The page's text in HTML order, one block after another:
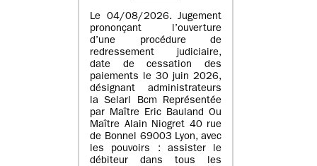
Le 04/08/2026. Jugement
prononçant l’ouverture
d’une procédure de
redressement judiciaire,
date de cessation des
paiements le 30 juin 2026,
désignant administrateurs
la Selarl Bcm Représentée
par Maître Eric Bauland Ou
Maître Alain Niogret 40 rue
de Bonnel 69003 Lyon, avec
les pouvoirs : assister le
débiteur dans tous les